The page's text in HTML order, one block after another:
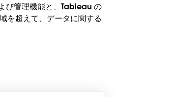
び管理機能と、Tableau の
を超えて、データに関する